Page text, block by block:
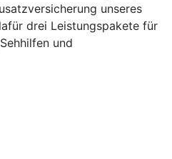
unseres
drei Leistungspakete für
und